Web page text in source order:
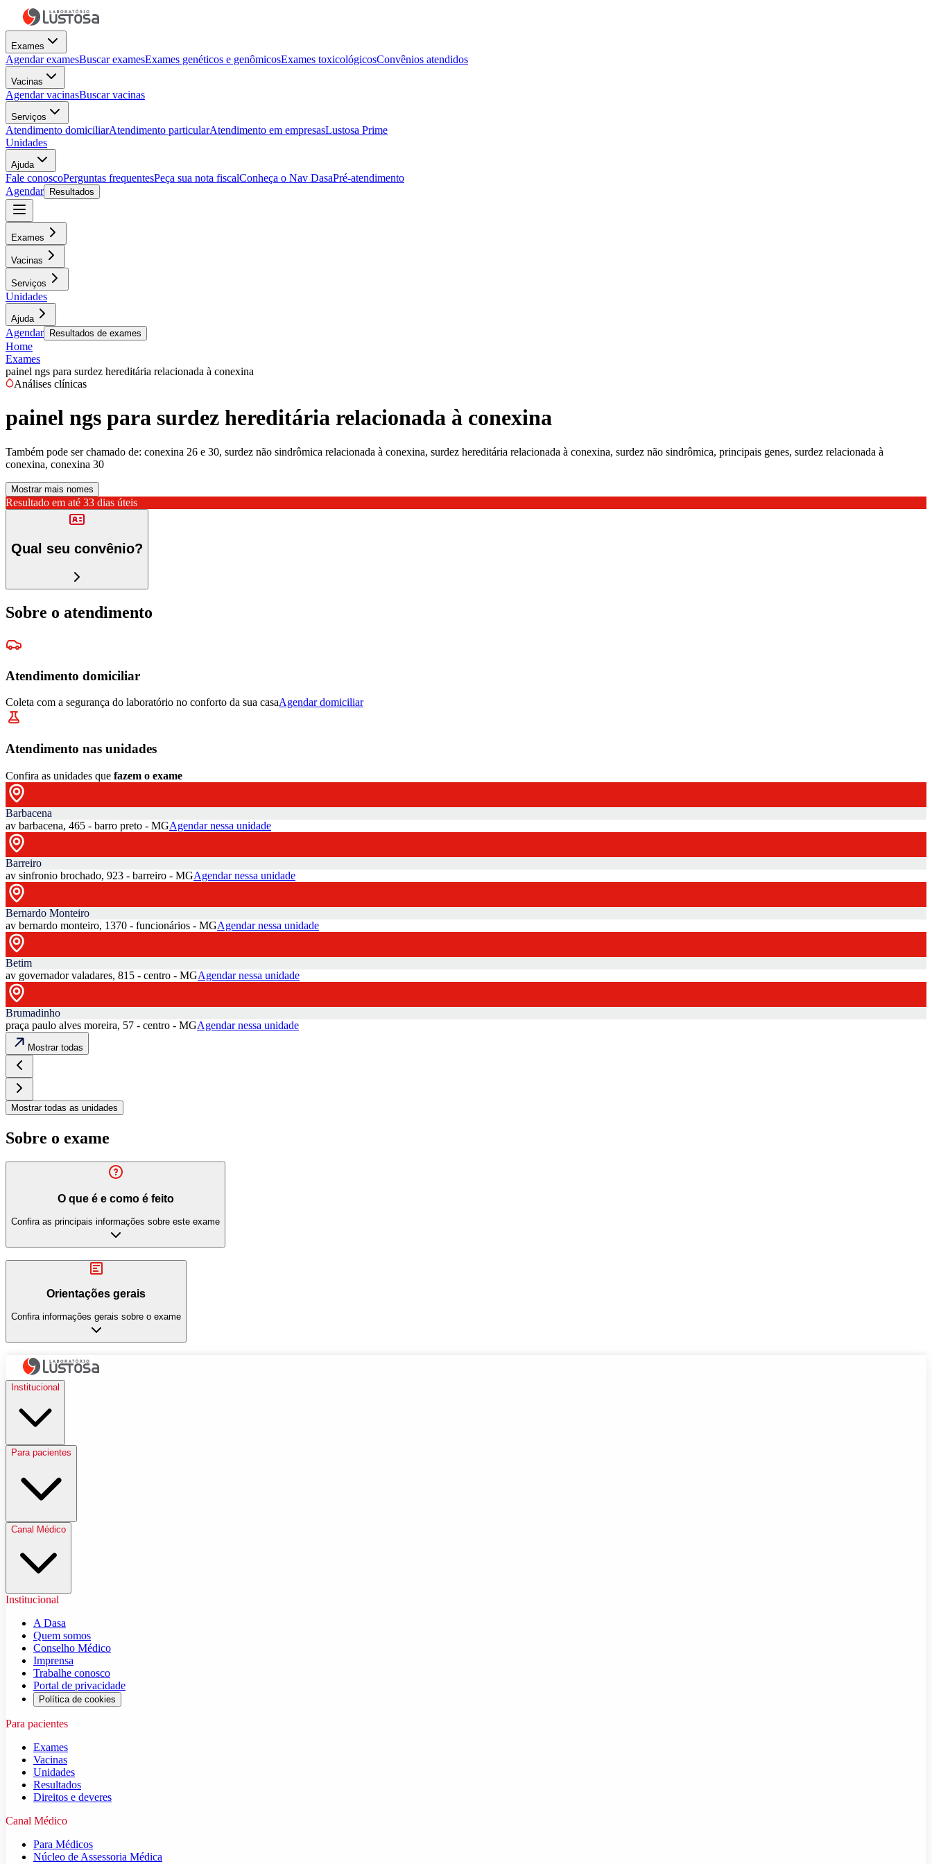
Exames
Agendar examesBuscar examesExames genéticos e genômicosExames toxicológicosConvênios atendidos
Vacinas
Agendar vacinasBuscar vacinas
Serviços
Atendimento domiciliarAtendimento particularAtendimento em empresasLustosa Prime
Unidades
Ajuda
Fale conoscoPerguntas frequentesPeça sua nota fiscalConheça o Nav DasaPré-atendimento
Agendar
Resultados
Exames
Vacinas
Serviços
Unidades
Ajuda
Agendar Resultados de exames
Home
Exames
painel ngs para surdez hereditária relacionada à conexina
Análises clínicas
painel ngs para surdez hereditária relacionada à conexina
Também pode ser chamado de: conexina 26 e 30, surdez não sindrômica relacionada à conexina, surdez hereditária relacionada à conexina, surdez não sindrômica, principais genes, surdez relacionada à
conexina, conexina 30
Mostrar mais nomes
Resultado em até 33 dias úteis
Qual seu convênio?
Sobre o atendimento
Atendimento domiciliar
Coleta com a segurança do laboratório no conforto da sua casaAgendar domiciliar
Atendimento nas unidades
Confira as unidades que fazem o exame
Barbacena
av barbacena, 465 - barro preto - MGAgendar nessa unidade
Barreiro
av sinfronio brochado, 923 - barreiro - MGAgendar nessa unidade
Bernardo Monteiro
av bernardo monteiro, 1370 - funcionários - MGAgendar nessa unidade
Betim
av governador valadares, 815 - centro - MGAgendar nessa unidade
Brumadinho
praça paulo alves moreira, 57 - centro - MGAgendar nessa unidade
Mostrar todas
Mostrar todas as unidades
Sobre o exame
O que é e como é feito
Confira as principais informações sobre este exame
Orientações gerais
Confira informações gerais sobre o exame
Institucional
Para pacientes
Canal Médico
Institucional
A Dasa
Quem somos
Conselho Médico
Imprensa
Trabalhe conosco
Portal de privacidade
Política de cookies
Para pacientes
Exames
Vacinas
Unidades
Resultados
Direitos e deveres
Canal Médico
Para Médicos
Núcleo de Assessoria Médica